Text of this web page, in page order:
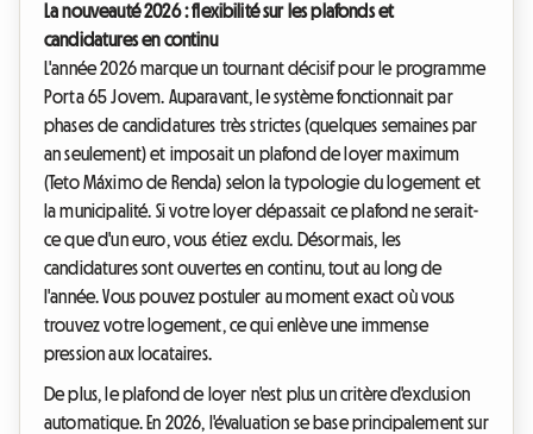
La nouveauté 2026 : flexibilité sur les plafonds et
candidatures en continu
L'année 2026 marque un tournant décisif pour le programme
Porta 65 Jovem. Auparavant, le système fonctionnait par
phases de candidatures très strictes (quelques semaines par
an seulement) et imposait un plafond de loyer maximum
(Teto Máximo de Renda) selon la typologie du logement et
la municipalité. Si votre loyer dépassait ce plafond ne serait-
ce que d'un euro, vous étiez exclu. Désormais, les
candidatures sont ouvertes en continu, tout au long de
l'année. Vous pouvez postuler au moment exact où vous
trouvez votre logement, ce qui enlève une immense
pression aux locataires.
De plus, le plafond de loyer n'est plus un critère d'exclusion
automatique. En 2026, l'évaluation se base principalement sur